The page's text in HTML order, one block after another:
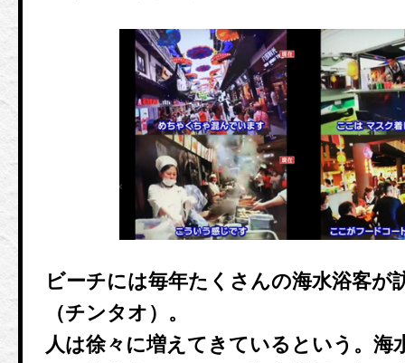
ビーチには毎年たくさんの海水浴客が
（チンタオ）。
人は徐々に増えてきているという。海